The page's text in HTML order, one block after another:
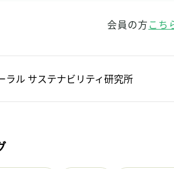
会員の方こち
ラル サステナビリティ研究所